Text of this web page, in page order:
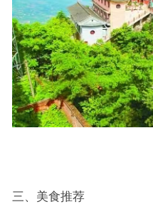
三、美食推荐